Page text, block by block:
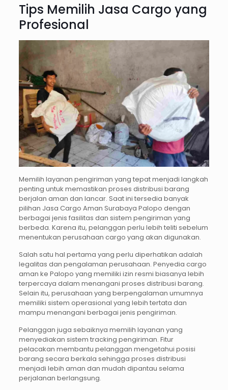
Tips Memilih Jasa Cargo yang
Profesional
Memilih layanan pengiriman yang tepat menjadi langkah
penting untuk memastikan proses distribusi barang
berjalan aman dan lancar. Saat ini tersedia banyak
pilihan Jasa Cargo Aman Surabaya Palopo dengan
berbagai jenis fasilitas dan sistem pengiriman yang
berbeda. Karena itu, pelanggan perlu lebih teliti sebelum
menentukan perusahaan cargo yang akan digunakan.
Salah satu hal pertama yang perlu diperhatikan adalah
legalitas dan pengalaman perusahaan. Penyedia cargo
aman ke Palopo yang memiliki izin resmi biasanya lebih
terpercaya dalam menangani proses distribusi barang.
Selain itu, perusahaan yang berpengalaman umumnya
memiliki sistem operasional yang lebih tertata dan
mampu menangani berbagai jenis pengiriman.
Pelanggan juga sebaiknya memilih layanan yang
menyediakan sistem tracking pengiriman. Fitur
pelacakan membantu pelanggan mengetahui posisi
barang secara berkala sehingga proses distribusi
menjadi lebih aman dan mudah dipantau selama
perjalanan berlangsung.